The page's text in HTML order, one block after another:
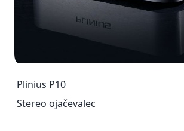
Plinius P10
Stereo ojačevalec